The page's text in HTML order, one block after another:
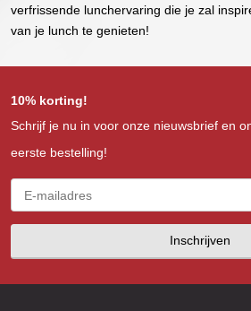
verfrissende lunchervaring die je zal
van je lunch te genieten!
10% korting!
Schrijf je nu in voor onze nieuwsbrief en
eerste bestelling!
Inschrijven